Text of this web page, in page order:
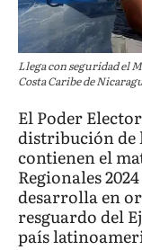
Llega con seguridad el
Costa Caribe de
El Poder
distribución de
contienen el
Regionales
desarrolla en
resguardo del
país